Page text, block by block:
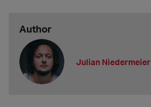
Author
Julian Niedermeier